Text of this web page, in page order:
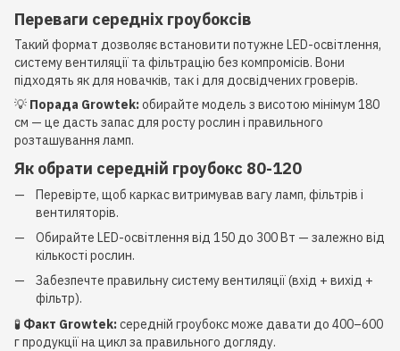
Переваги середніх гроубоксів
Такий формат дозволяє встановити потужне LED-освітлення,
систему вентиляції та фільтрацію без компромісів. Вони
підходять як для новачків, так і для досвідчених гроверів.
💡 Порада Growtek:обирайте модель з висотою мінімум 180
см — це дасть запас для росту рослин і правильного
розташування ламп.
Як обрати середній гроубокс 80-120
Перевірте, щоб каркас витримував вагу ламп, фільтрів і
вентиляторів.
Обирайте LED-освітлення від 150 до 300 Вт — залежно від
кількості рослин.
Забезпечте правильну систему вентиляції (вхід + вихід +
фільтр).
🧪 Факт Growtek:середній гроубокс може давати до 400–600
г продукції на цикл за правильного догляду.